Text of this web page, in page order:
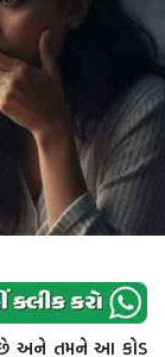
છે અને તમને આ કોડ